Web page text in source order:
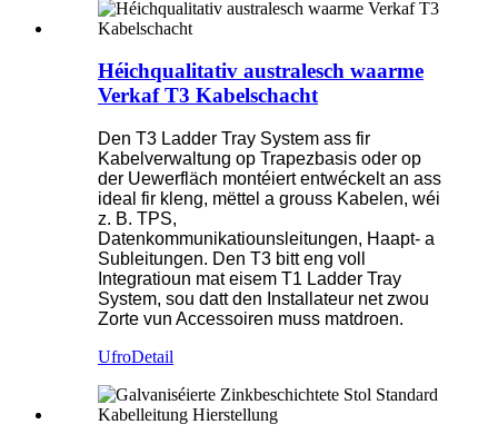
Héichqualitativ australesch waarme
Verkaf T3 Kabelschacht
Den T3 Ladder Tray System ass fir
Kabelverwaltung op Trapezbasis oder op
der Uewerfläch montéiert entwéckelt an ass
ideal fir kleng, mëttel a grouss Kabelen, wéi
z. B. TPS,
Datenkommunikatiounsleitungen, Haapt- a
Subleitungen. Den T3 bitt eng voll
Integratioun mat eisem T1 Ladder Tray
System, sou datt den Installateur net zwou
Zorte vun Accessoiren muss matdroen.
UfroDetail